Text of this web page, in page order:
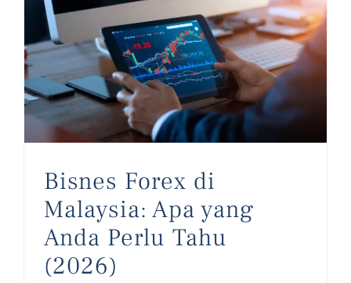
Bisnes Forex di
Malaysia: Apa yang
Anda Perlu Tahu
(2026)